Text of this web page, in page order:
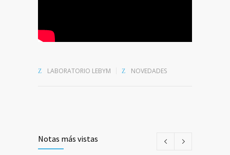
LABORATORIO LEBYM NOVEDADES
Notas más vistas